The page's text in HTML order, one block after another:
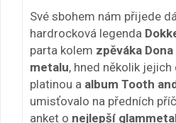
Své sbohem nám přijede
hardrocková legenda
parta kolem zpěváka
metalu, hned několik
platinou a album Tooth
umisťovalo na předních
anket o nejlepší